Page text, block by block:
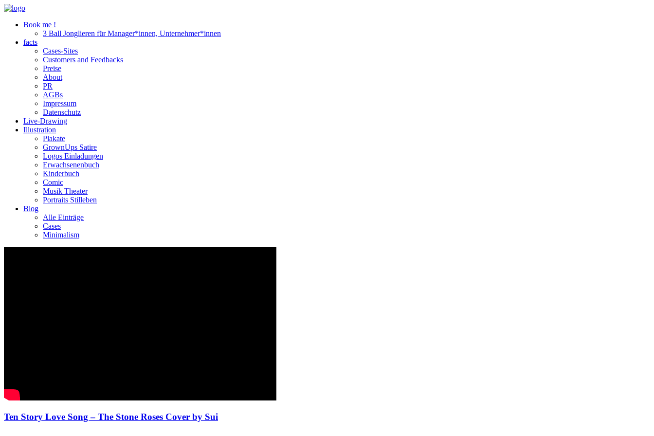
Book me !
3 Ball Jonglieren für Manager*innen, Unternehmer*innen
facts
Cases-Sites
Customers and Feedbacks
Preise
About
PR
AGBs
Impressum
Datenschutz
Live-Drawing
Illustration
Plakate
GrownUps Satire
Logos Einladungen
Erwachsenenbuch
Kinderbuch
Comic
Musik Theater
Portraits Stilleben
Blog
Alle Einträge
Cases
Minimalism
Ten Story Love Song – The Stone Roses Cover by Sui